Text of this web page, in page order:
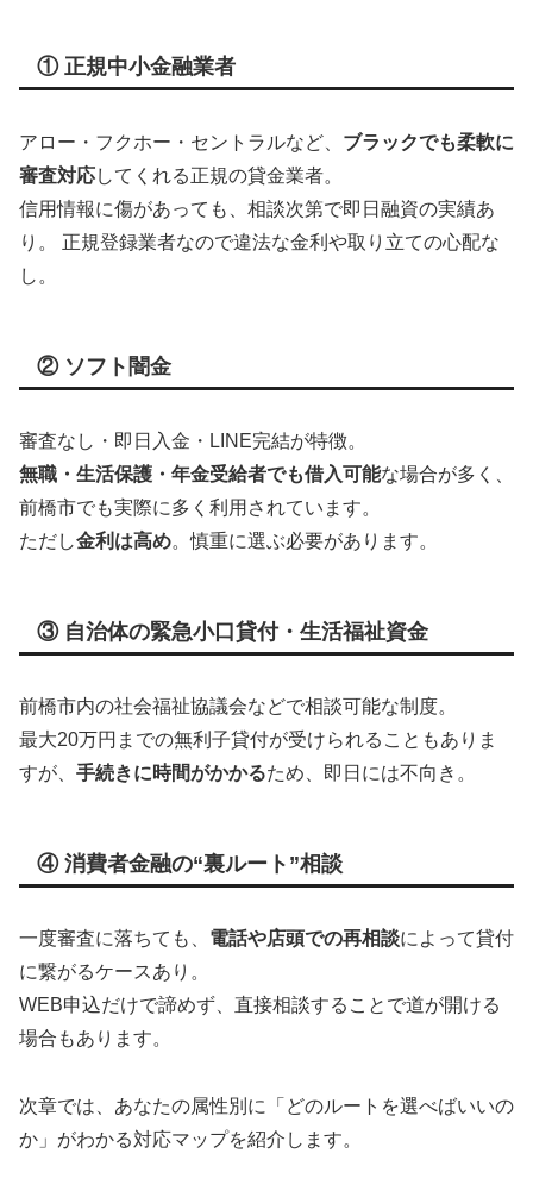
① 正規中小金融業者
アロー・フクホー・セントラルなど、 ブラックでも柔軟に
審査対応してくれる正規の貸金業者。
信用情報に傷があっても、相談次第で即日融資の実績あ
り。 正規登録業者なので違法な金利や取り立ての心配な
し。
② ソフト闇金
審査なし・即日入金・LINE完結が特徴。
無職・生活保護・年金受給者でも借入可能な場合が多く、
前橋市でも実際に多く利用されています。
ただし金利は高め。慎重に選ぶ必要があります。
③ 自治体の緊急小口貸付・生活福祉資金
前橋市内の社会福祉協議会などで相談可能な制度。
最大20万円までの無利子貸付が受けられることもありま
すが、 手続きに時間がかかるため、即日には不向き。
④ 消費者金融の“裏ルート”相談
一度審査に落ちても、 電話や店頭での再相談によって貸付
に繋がるケースあり。
WEB申込だけで諦めず、直接相談することで道が開ける
場合もあります。
次章では、あなたの属性別に「どのルートを選べばいいの
か」がわかる対応マップを紹介します。